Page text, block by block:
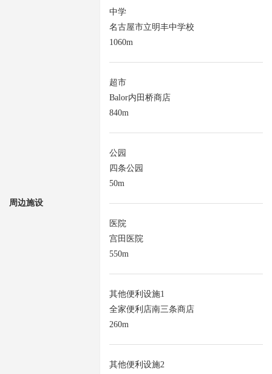
周边施设
中学
名古屋市立明丰中学校
1060m
超市
Balor内田桥商店
840m
公园
四条公园
50m
医院
宫田医院
550m
其他便利设施1
全家便利店南三条商店
260m
其他便利设施2